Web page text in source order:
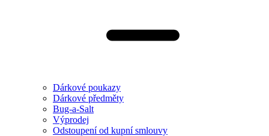
Dárkové poukazy
Dárkové předměty
Bug-a-Salt
Výprodej
Odstoupení od kupní smlouvy